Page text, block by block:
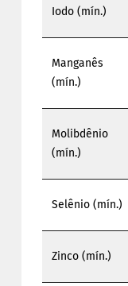
Iodo (mín.)
Manganês
(mín.)
Molibdênio
(mín.)
Selênio (mín.)
Zinco (mín.)